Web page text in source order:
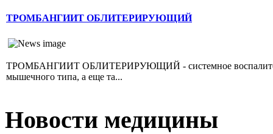
ТРОМБАНГИИТ ОБЛИТЕРИРУЮЩИЙ
ТРОМБАНГИИТ ОБЛИТЕРИРУЮЩИЙ - системное
мышечного типа, а еще та...
Новости медицины